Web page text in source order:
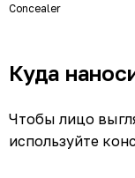
Concealer
Куда
Чтобы лицо
используйте